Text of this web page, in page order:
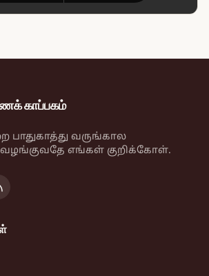
காப்பகம்
பாதுகாத்து வருங்கால
வழங்குவதே எங்கள் குறிக்கோள்.